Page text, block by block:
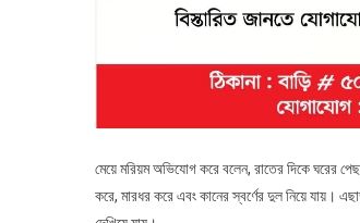
মেয়ে মরিয়ম অভিযোগ করে বলেন, রাতের দিকে ঘরের
করে, মারধর করে এবং কানের স্বর্ণের দুল নিয়ে যায়।